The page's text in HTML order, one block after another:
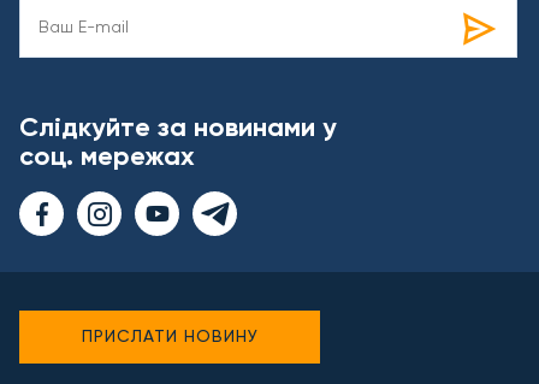
Слідкуйте за новинами у
соц. мережах
ПРИСЛАТИ НОВИНУ